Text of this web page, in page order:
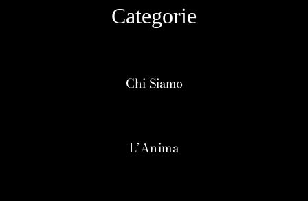
Categorie
Chi Siamo
L’Anima